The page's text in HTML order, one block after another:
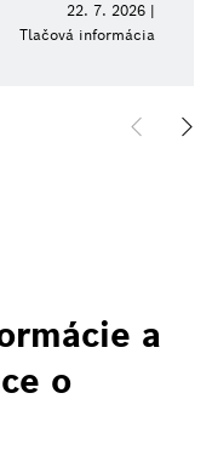
22. 7. 2026 |
Tlačová informácia
a
o